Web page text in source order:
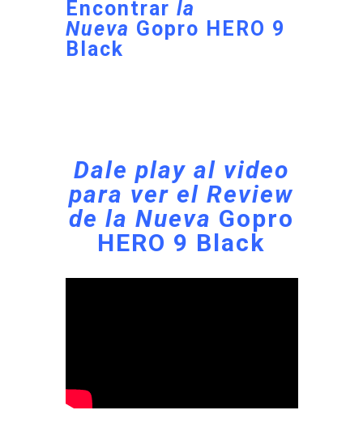
Encontrar la
Nueva Gopro HERO 9
Black
Dale play al video
para ver el Review
de la Nueva Gopro
HERO 9 Black